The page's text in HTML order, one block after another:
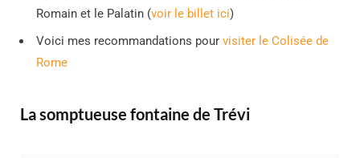
Romain et le Palatin (voir le billet ici)
Voici mes recommandations pour visiter le Colisée de
Rome
La somptueuse fontaine de Trévi